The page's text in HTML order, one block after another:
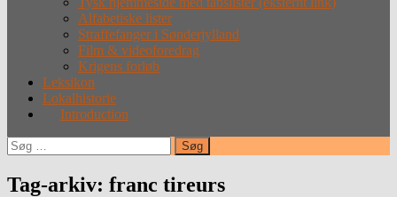
Alfabetiske lister
Straffefanger i Sønderjylland
Film & videoforedrag
Krigens forløb
Leksikon
Lokalhistorie
Introduction
Søg
efter:
Tag-arkiv: franc tireurs